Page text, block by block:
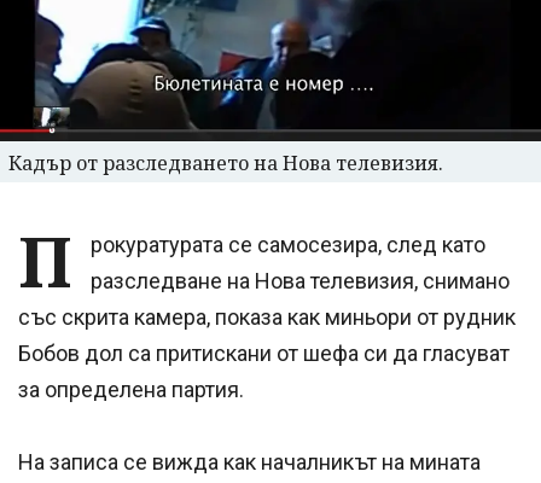
Кадър от разследването на Нова телевизия.
П
рокуратурата се самосезира, след като
разследване на Нова телевизия, снимано
със скрита камера, показа как миньори от рудник
Бобов дол са притискани от шефа си да гласуват
за определена партия.
На записа се вижда как началникът на мината